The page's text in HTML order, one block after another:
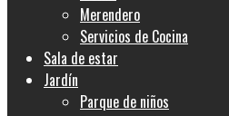
Merendero
Servicios de Cocina
Sala de estar
Jardín
Parque de niños